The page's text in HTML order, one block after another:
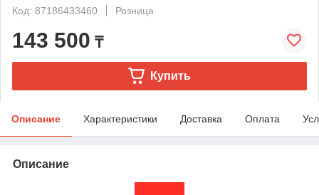
Код: 87186433460
Розница
143 500 ₸
Купить
Описание Характеристики Доставка Оплата
Описание